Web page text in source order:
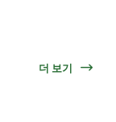
더 보기